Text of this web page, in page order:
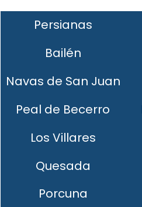
Persianas
Bailén
Navas de San Juan
Peal de Becerro
Los Villares
Quesada
Porcuna